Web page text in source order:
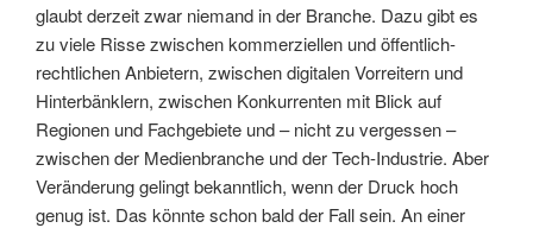
glaubt derzeit zwar niemand in der Branche. Dazu gibt es
zu viele Risse zwischen kommerziellen und öffentlich-
rechtlichen Anbietern, zwischen digitalen Vorreitern und
Hinterbänklern, zwischen Konkurrenten mit Blick auf
Regionen und Fachgebiete und – nicht zu vergessen –
zwischen der Medienbranche und der Tech-Industrie. Aber
Veränderung gelingt bekanntlich, wenn der Druck hoch
genug ist. Das könnte schon bald der Fall sein. An einer